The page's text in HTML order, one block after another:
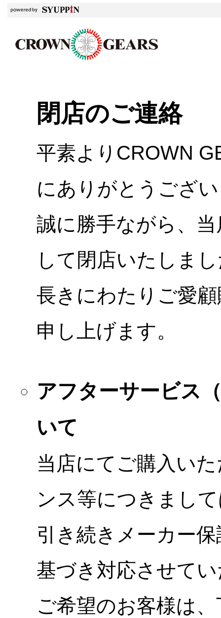
閉店のご連絡
平素よりCROWN
にありがとうござ
誠に勝手ながら、
して閉店いたしま
長きにわたりご愛
申し上げます。
アフターサービス
いて
当店にてご購入い
ンス等につきまし
引き続きメーカー
基づき対応させて
ご希望のお客様は